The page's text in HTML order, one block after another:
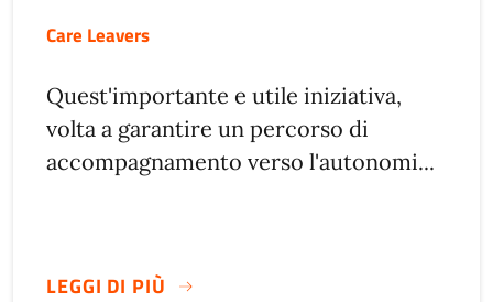
Care Leavers
Quest'importante e utile iniziativa,
volta a garantire un percorso di
accompagnamento verso l'autonomi...
LEGGI DI PIÙ